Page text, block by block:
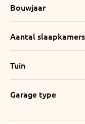
Bouwjaar
Aantal slaapkamers
Tuin
Garage type